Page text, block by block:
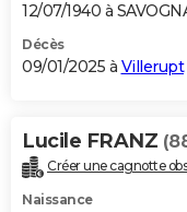
12/07/1940 à
Décès
09/01/2025 à Villerupt
Lucile FRANZ
Créer une cagnotte
Naissance